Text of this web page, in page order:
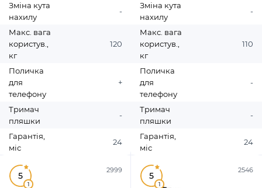
Зміна кута
нахилу
-
Макс. вага
користув.,
кг
120
Поличка
для
телефону
+
Тримач
пляшки
-
Гарантія,
міс
24
Зміна кута
нахилу
-
Макс. вага
користув.,
кг
110
Поличка
для
телефону
-
Тримач
пляшки
-
Гарантія,
міс
24
2999
5
1
2546
5
1